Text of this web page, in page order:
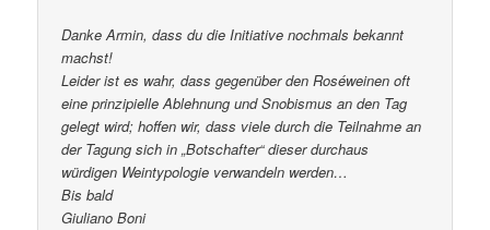
Danke Armin, dass du die Initiative nochmals bekannt
machst!
Leider ist es wahr, dass gegenüber den Roséweinen oft
eine prinzipielle Ablehnung und Snobismus an den Tag
gelegt wird; hoffen wir, dass viele durch die Teilnahme an
der Tagung sich in „Botschafter“ dieser durchaus
würdigen Weintypologie verwandeln werden…
Bis bald
Giuliano Boni